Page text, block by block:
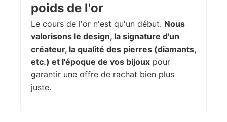
poids de l'or
Le cours de l'or n'est qu'un début. Nous
valorisons le design, la signature d'un
créateur, la qualité des pierres (diamants,
etc.) et l'époque de vos bijoux pour
garantir une offre de rachat bien plus
juste.